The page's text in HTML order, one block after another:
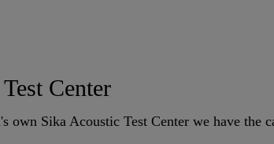
Center
own Sika Acoustic Test Center we have the